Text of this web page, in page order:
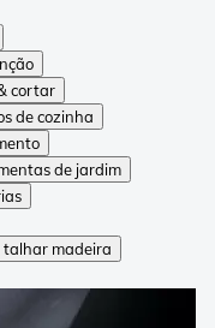
cortar
de cozinha
de jardim
talhar madeira